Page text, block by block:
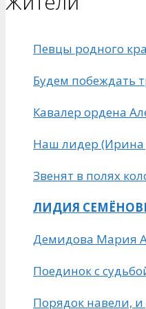
Певцы родного
Будем побеждать
Кавалер ордена
Наш лидер (Ирина
Звенят в полях
ЛИДИЯ
Демидова Мария
Поединок с
Порядок навели, и